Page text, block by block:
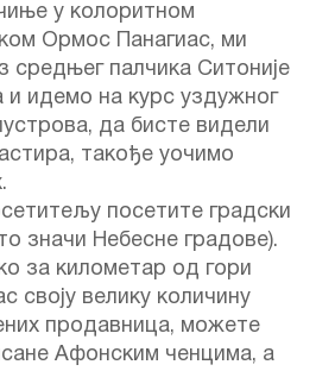
у колоритном
Ормос Панагиас, ми
средњег палчика Ситоније
идемо на курс уздужног
да бисте видели
такође уочимо
посетите градски
значи Небесне градове).
за километар од гори
своју велику количину
продавница, можете
Афонским ченцима, а